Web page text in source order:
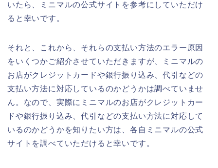
いたら、ミニマルの公式サイトを参考にしていただけ
ると幸いです。
それと、これから、それらの支払い方法のエラー原因
をいくつかご紹介させていただきますが、ミニマルの
お店がクレジットカードや銀行振り込み、代引などの
支払い方法に対応しているのかどうかは調べていませ
ん。なので、実際にミニマルのお店がクレジットカー
ドや銀行振り込み、代引などの支払い方法に対応して
いるのかどうかを知りたい方は、各自ミニマルの公式
サイトを調べていただけると幸いです。